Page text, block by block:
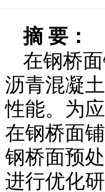
摘 要：
在钢桥
沥青混凝
性能。为
在钢桥面
钢桥面预
进行优化